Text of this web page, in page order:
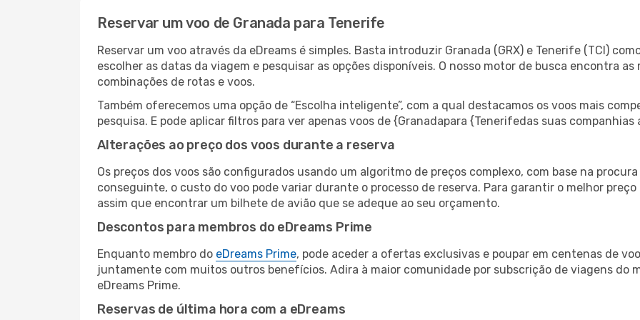
Reservar um voo de Granada para Tenerife
Reservar um voo através da eDreams é simples. Basta introduzir Granada (GRX) e Tenerife (TCI)
escolher as datas da viagem e pesquisar as opções disponíveis. O nosso motor de busca encontra
combinações de rotas e voos.
Também oferecemos uma opção de “Escolha inteligente”, com a qual destacamos os voos mais
pesquisa. E pode aplicar filtros para ver apenas voos de {Granadapara {Tenerifedas suas companhias
Alterações ao preço dos voos durante a reserva
Os preços dos voos são configurados usando um algoritmo de preços complexo, com base na
conseguinte, o custo do voo pode variar durante o processo de reserva. Para garantir o melhor
assim que encontrar um bilhete de avião que se adeque ao seu orçamento.
Descontos para membros do eDreams Prime
Enquanto membro do eDreams Prime, pode aceder a ofertas exclusivas e poupar em centenas de
juntamente com muitos outros benefícios. Adira à maior comunidade por subscrição de viagens do
eDreams Prime.
Reservas de última hora com a eDreams